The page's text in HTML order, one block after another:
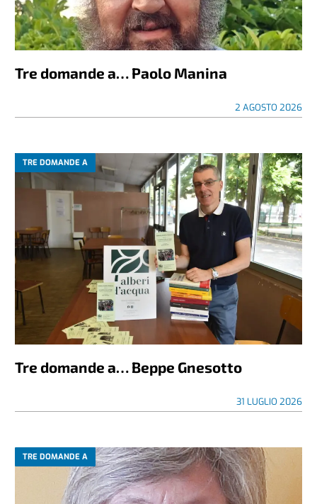
Tre domande a… Paolo Manina
2 AGOSTO 2026
TRE DOMANDE A
Tre domande a… Beppe Gnesotto
31 LUGLIO 2026
TRE DOMANDE A